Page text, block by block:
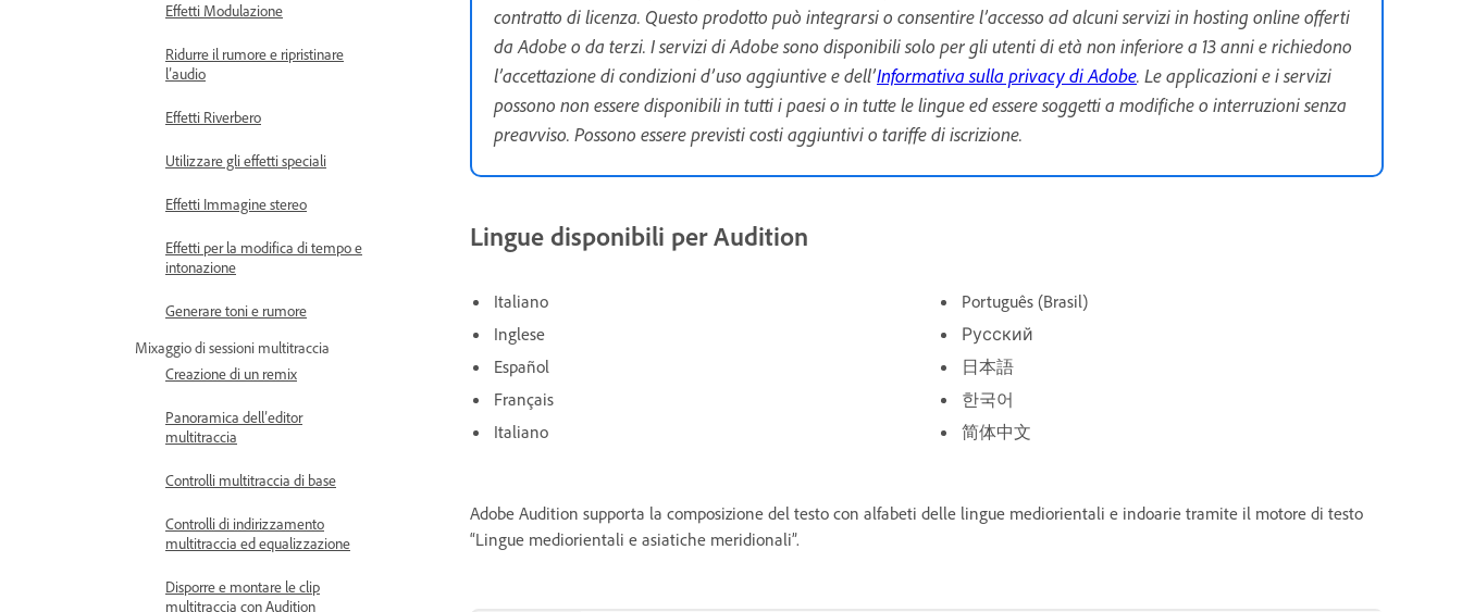
Effetti Modulazione
Ridurre il rumore e ripristinare
l’audio
Effetti Riverbero
Utilizzare gli effetti speciali
Effetti Immagine stereo
Effetti per la modifica di tempo e
intonazione
Generare toni e rumore
Mixaggio di sessioni multitraccia
Creazione di un remix
Panoramica dell’editor
multitraccia
Controlli multitraccia di base
Controlli di indirizzamento
multitraccia ed equalizzazione
Disporre e montare le clip
multitraccia con Audition
contratto di licenza. Questo prodotto può integrarsi o consentire l’accesso ad alcuni servizi in hosting online offerti
da Adobe o da terzi. I servizi di Adobe sono disponibili solo per gli utenti di età non inferiore a 13 anni e richiedono
l’accettazione di condizioni d’uso aggiuntive e dell’Informativa sulla privacy di Adobe. Le applicazioni e i servizi
possono non essere disponibili in tutti i paesi o in tutte le lingue ed essere soggetti a modifiche o interruzioni senza
preavviso. Possono essere previsti costi aggiuntivi o tariffe di iscrizione.
Lingue disponibili per Audition
Italiano
Inglese
Español
Français
Italiano
Português (Brasil)
Русский
日本語
한국어
简体中文
Adobe Audition supporta la composizione del testo con alfabeti delle lingue mediorientali e indoarie tramite il motore di testo
“Lingue mediorientali e asiatiche meridionali”.